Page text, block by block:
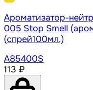
Ароматизатор-
005 Stop Smell
(спрей100мл.)
A85400S
113 ₽